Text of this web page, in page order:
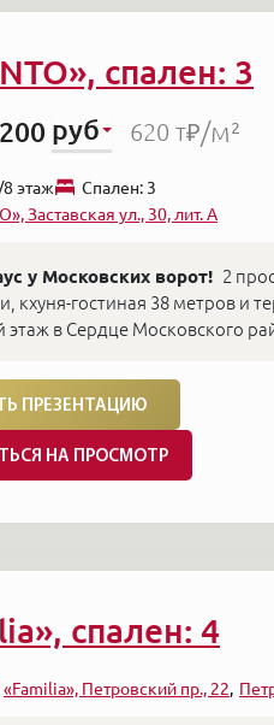
спален: 3
руб 620 т₽/м²
этаж
Cпален: 3
Заставская ул., 30, лит. А
у Московских ворот! 2
кхуня-гостиная 38 метров и
этаж в Сердце Московского
ПРЕЗЕНТАЦИЮ
НА ПРОСМОТР
спален: 4
«Familia», Петровский пр., 22